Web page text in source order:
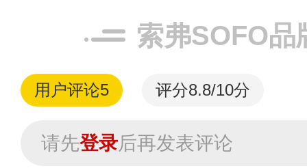
索弗SOFO品
用户评论5 评分8.8/10分
请先登录后再发表评论